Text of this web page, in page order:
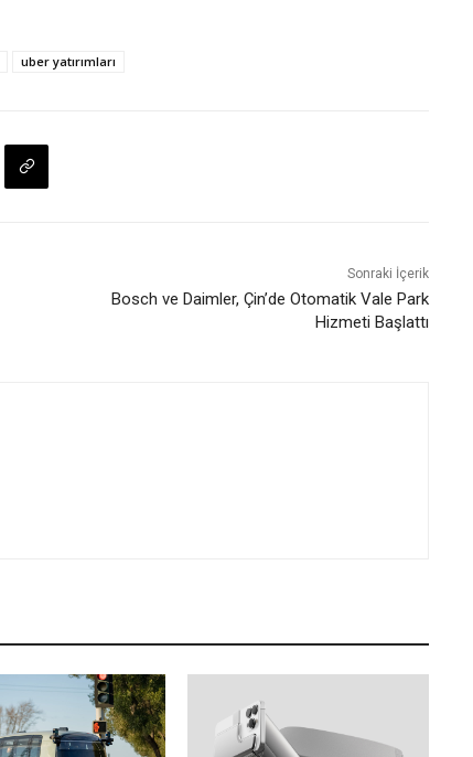
uber yatırımları
Sonraki İçerik
Bosch ve Daimler, Çin’de Otomatik Vale Park
Hizmeti Başlattı